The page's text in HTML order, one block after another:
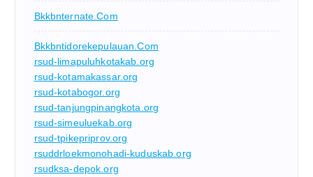
Bkkbnternate.com
Bkkbntidorekepulauan.com
rsud-limapuluhkotakab.org
rsud-kotamakassar.org
rsud-kotabogor.org
rsud-tanjungpinangkota.org
rsud-simeuluekab.org
rsud-tpikepriprov.org
rsuddrloekmonohadi-kuduskab.org
rsudksa-depok.org